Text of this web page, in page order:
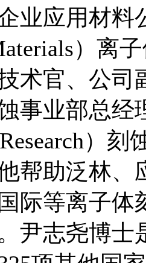
业应用材料
）离
术官、公司
事业部总经
）刻
帮助泛林、
际等离子体
尹志尧博士